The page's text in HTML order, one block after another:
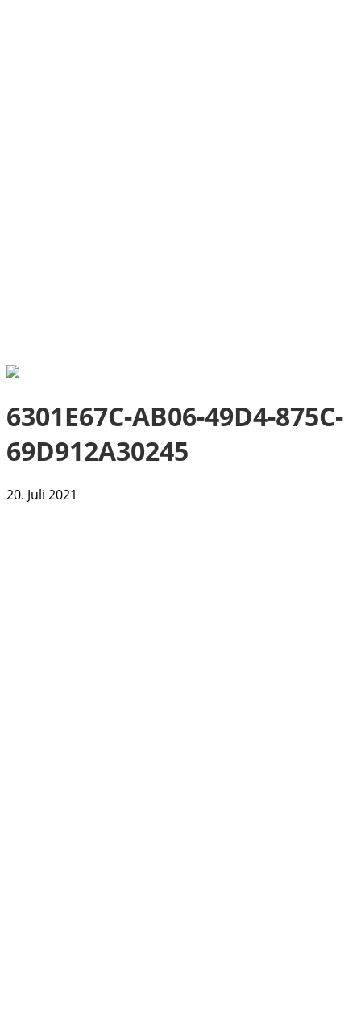
6301E67C-AB06-49D4-875C-
69D912A30245
20. Juli 2021